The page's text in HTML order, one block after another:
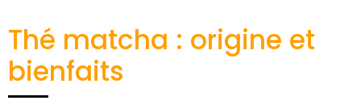
Thé matcha : origine et
bienfaits